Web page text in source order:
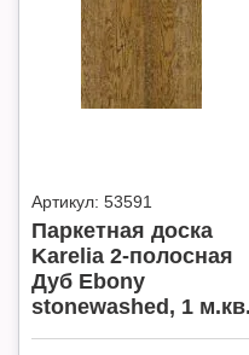
Артикул: 53591
Паркетная доска
Karelia 2-полосная
Дуб Ebony
stonewashed, 1 м.кв.